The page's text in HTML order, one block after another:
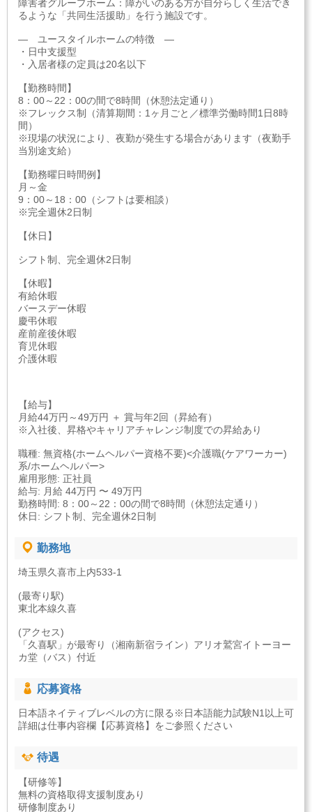
障害者グループホーム：障がいのある方が自分らしく生活でき
るような「共同生活援助」を行う施設です。
― ユースタイルホームの特徴 ―
・日中支援型
・入居者様の定員は20名以下
【勤務時間】
8：00～22：00の間で8時間（休憩法定通り）
※フレックス制（清算期間：1ヶ月ごと／標準労働時間1日8時
間）
※現場の状況により、夜勤が発生する場合があります（夜勤手
当別途支給）
【勤務曜日時間例】
月～金
9：00～18：00（シフトは要相談）
※完全週休2日制
【休日】
シフト制、完全週休2日制
【休暇】
有給休暇
バースデー休暇
慶弔休暇
産前産後休暇
育児休暇
介護休暇
【給与】
月給44万円～49万円 ＋ 賞与年2回（昇給有）
※入社後、昇格やキャリアチャレンジ制度での昇給あり
職種: 無資格(ホームヘルパー資格不要)<介護職(ケアワーカー)
系/ホームヘルパー>
雇用形態: 正社員
給与: 月給 44万円 〜 49万円
勤務時間: 8：00～22：00の間で8時間（休憩法定通り）
休日: シフト制、完全週休2日制
勤務地
埼玉県久喜市上内533-1
(最寄り駅)
東北本線久喜
(アクセス)
「久喜駅」が最寄り（湘南新宿ライン）アリオ鷲宮イトーヨー
カ堂（バス）付近
応募資格
日本語ネイティブレベルの方に限る※日本語能力試験N1以上可
詳細は仕事内容欄【応募資格】をご参照ください
待遇
【研修等】
無料の資格取得支援制度あり
研修制度あり